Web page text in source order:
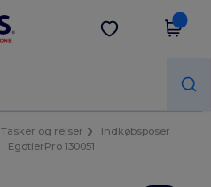
Hent app
Tasker og rejser
Indkøbsposer
EgotierPro 130051